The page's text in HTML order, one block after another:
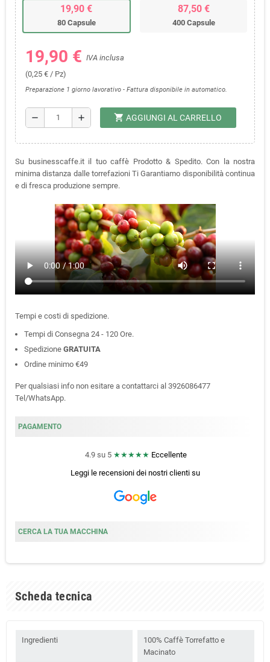
19,90 €
80 Capsule
87,50 €
400 Capsule
19,90 € IVA inclusa
(0,25 € / Pz)
Preparazione 1 giorno lavorativo - Fattura disponibile in automatico.
remove add shopping_cart AGGIUNGI AL CARRELLO
Su businesscaffe.it il tuo caffè Prodotto & Spedito. Con la nostra
minima distanza dalle torrefazioni Ti Garantiamo disponibilità continua
e di fresca produzione sempre.
Tempi e costi di spedizione.
Tempi di Consegna 24 - 120 Ore.
Spedizione GRATUITA
Ordine minimo €49
Per qualsiasi info non esitare a contattarci al 3926086477
Tel/WhatsApp.
PAGAMENTO
4.9 su 5 ★★★★★ Eccellente
Leggi le recensioni dei nostri clienti su
CERCA LA TUA MACCHINA
Scheda tecnica
Ingredienti
100% Caffè Torrefatto e
Macinato